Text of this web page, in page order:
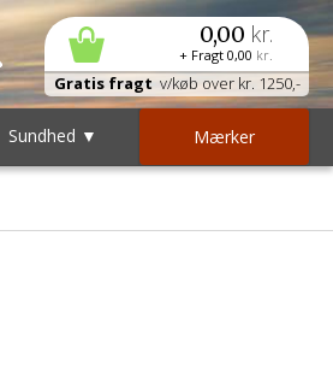
0,00 kr.
+ Fragt 0,00 kr.
Gratis fragt v/køb over kr. 1250,-
Sundhed ▼ Mærker